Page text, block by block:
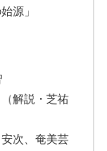
源」
解説・芝祐
次、奄美芸